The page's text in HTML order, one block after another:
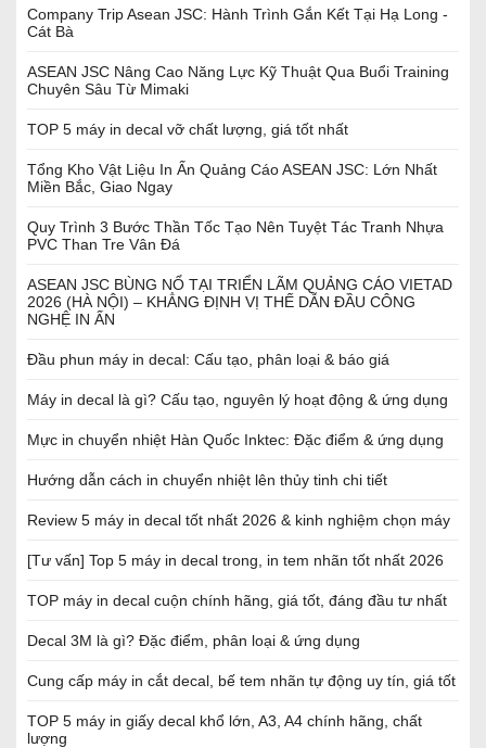
Company Trip Asean JSC: Hành Trình Gắn Kết Tại Hạ Long -
Cát Bà
ASEAN JSC Nâng Cao Năng Lực Kỹ Thuật Qua Buổi Training
Chuyên Sâu Từ Mimaki
TOP 5 máy in decal vỡ chất lượng, giá tốt nhất
Tổng Kho Vật Liệu In Ấn Quảng Cáo ASEAN JSC: Lớn Nhất
Miền Bắc, Giao Ngay
Quy Trình 3 Bước Thần Tốc Tạo Nên Tuyệt Tác Tranh Nhựa
PVC Than Tre Vân Đá
ASEAN JSC BÙNG NỔ TẠI TRIỂN LÃM QUẢNG CÁO VIETAD
2026 (HÀ NỘI) – KHẲNG ĐỊNH VỊ THẾ DẪN ĐẦU CÔNG
NGHỆ IN ẤN
Đầu phun máy in decal: Cấu tạo, phân loại & báo giá
Máy in decal là gì? Cấu tạo, nguyên lý hoạt động & ứng dụng
Mực in chuyển nhiệt Hàn Quốc Inktec: Đặc điểm & ứng dụng
Hướng dẫn cách in chuyển nhiệt lên thủy tinh chi tiết
Review 5 máy in decal tốt nhất 2026 & kinh nghiệm chọn máy
[Tư vấn] Top 5 máy in decal trong, in tem nhãn tốt nhất 2026
TOP máy in decal cuộn chính hãng, giá tốt, đáng đầu tư nhất
Decal 3M là gì? Đặc điểm, phân loại & ứng dụng
Cung cấp máy in cắt decal, bế tem nhãn tự động uy tín, giá tốt
TOP 5 máy in giấy decal khổ lớn, A3, A4 chính hãng, chất
lượng